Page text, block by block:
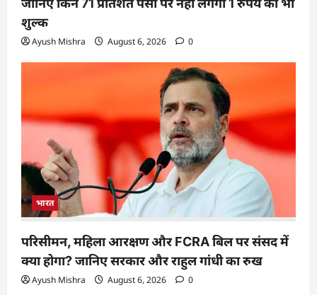
जानिए किन 71 प्रतिशत पैसों पर नहीं लगेगा 1 रुपये का भी
शुल्क
Ayush Mishra August 6, 2026 0
भारत
परिसीमन, महिला आरक्षण और FCRA बिल पर संसद में
क्या होगा? जानिए सरकार और राहुल गांधी का रुख
Ayush Mishra August 6, 2026 0